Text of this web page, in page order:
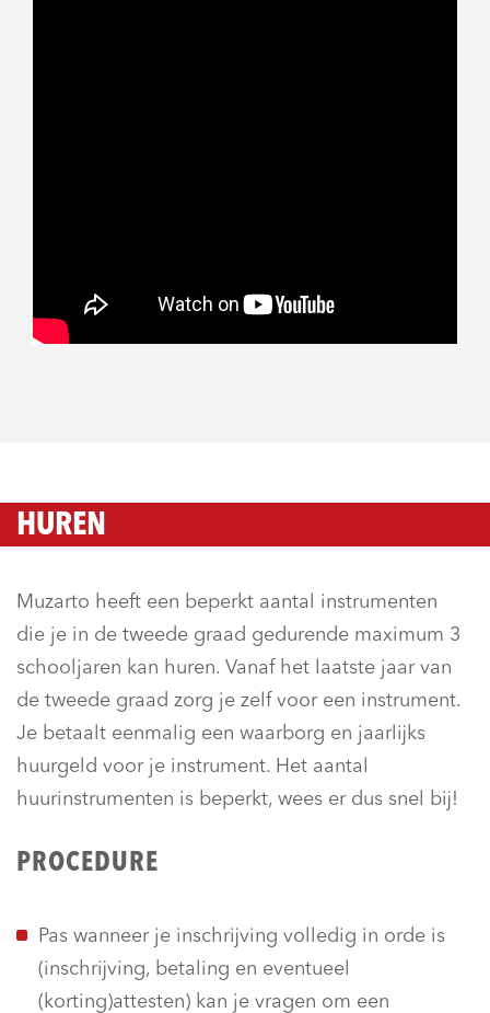
HUREN
Muzarto heeft een beperkt aantal instrumenten
die je in de tweede graad gedurende maximum 3
schooljaren kan huren. Vanaf het laatste jaar van
de tweede graad zorg je zelf voor een instrument.
Je betaalt eenmalig een waarborg en jaarlijks
huurgeld voor je instrument. Het aantal
huurinstrumenten is beperkt, wees er dus snel bij!
PROCEDURE
Pas wanneer je inschrijving volledig in orde is
(inschrijving, betaling en eventueel
(korting)attesten) kan je vragen om een